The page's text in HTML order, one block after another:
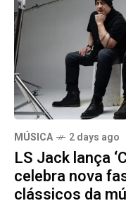
MÚSICA 2 days ago
LS Jack lança
celebra nova
clássicos da